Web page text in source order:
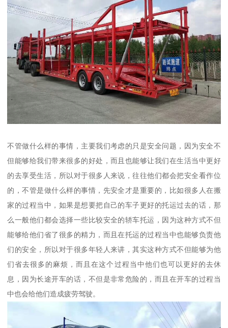
不管做什么样的事情，主要我们考虑的只是安全问题，因为安全不
但能够给我们带来很多的好处，而且也能够让我们在生活当中更好
的去享受生活，所以对于很多人来说，往往他们都会把安全看作位
的，不管是做什么样的事情，先安全才是重要的，比如很多人在搬
家的过程当中，如果是想要把自己的车子更好的托运过去的话，那
么一般他们都会选择一些比较安全的轿车托运，因为这种方式不但
能够给他们省了很多的精力，而且在托运的过程当中也能够负责他
们的安全，所以对于很多年轻人来讲，其实这种方式不但能够为他
们省去很多的麻烦，而且在这个过程当中他们也可以更好的去休
息，因为长途开车的话，不但是非常危险的，而且在开车的过程当
中也会给他们造成疲劳驾驶。